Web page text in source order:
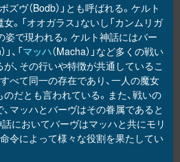
ズヴ（Bodb）」とも呼ばれる。ケルト
。「オオガラス」ないし「カンムリガ
姿で現われる。ケルト神話にはバー
、「マッハ（Macha）」など多くの戦い
、その行いや特徴が共通しているこ
べて同一の存在であり、一人の魔女
だとも言われている。また、戦いの
マッハとバーヴはその眷属であると
においてバーヴはマッハと共にモリ
令によって様々な役割を果たしてい